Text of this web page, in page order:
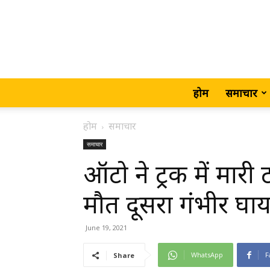
होम समाचार
होम समाचार
समाचार
ऑटो ने ट्रक में
मौत दूसरा गंभीर
June 19, 2021
Share WhatsApp